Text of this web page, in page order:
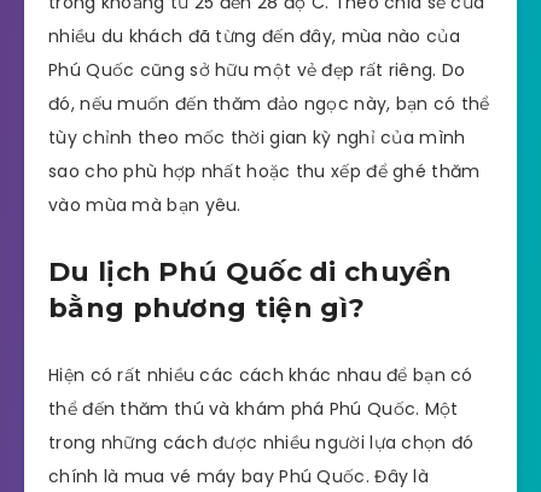
nhiều du khách đã từng đến đây, mùa nào của
Phú Quốc cũng sở hữu một vẻ đẹp rất riêng. Do
đó, nếu muốn đến thăm đảo ngọc này, bạn có thể
tùy chỉnh theo mốc thời gian kỳ nghỉ của mình
sao cho phù hợp nhất hoặc thu xếp để ghé thăm
vào mùa mà bạn yêu.
Du lịch Phú Quốc di chuyển
bằng phương tiện gì?
Hiện có rất nhiều các cách khác nhau để bạn có
thể đến thăm thú và khám phá Phú Quốc. Một
trong những cách được nhiều người lựa chọn đó
chính là mua vé máy bay Phú Quốc. Đây là